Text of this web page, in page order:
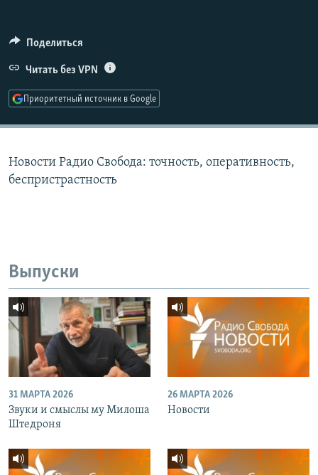
ПОДПИШИТЕСЬ НА РАССЫЛКУ
СОЦИАЛЬНЫЕ СЕТИ
Поделиться
Читать без VPN
Приоритетный источник в Google
Новости Радио Свобода: точность, оперативность,
беспристрастность
Выпуски
31 МАРТА 2026
Звуки и смыслы му Милоша
Штедроня
26 МАРТА 2026
Новости